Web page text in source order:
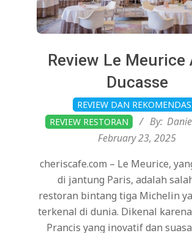
Review Le Meurice
Ducasse
02-
23
REVIEW DAN
REVIEW RESTORAN
By:
February 23, 2025
cheriscafe.com – Le Meurice,
di jantung Paris, adalah
restoran bintang tiga Michelin
terkenal di dunia. Dikenal
Prancis yang inovatif dan